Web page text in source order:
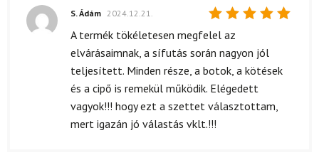
Értékelés:
S. Ádám 2024.12.21.
A termék tökéletesen megfelel az
elvárásaimnak, a sífutás során nagyon jól
teljesített. Minden része, a botok, a kötések
és a cipő is remekül működik. Elégedett
vagyok!!! hogy ezt a szettet választottam,
mert igazán jó válastás vklt.!!!